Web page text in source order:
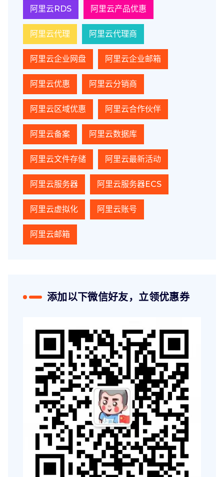
阿里云RDS 阿里云产品优惠
阿里云代理 阿里云代理商
阿里云企业网盘 阿里云企业邮箱
阿里云优惠 阿里云分销商
阿里云区域优惠 阿里云合作伙伴
阿里云备案 阿里云数据库
阿里云文件存储 阿里云最新活动
阿里云服务器 阿里云服务器ECS
阿里云虚拟化 阿里云账号
阿里云邮箱
添加以下微信好友，立领优惠券